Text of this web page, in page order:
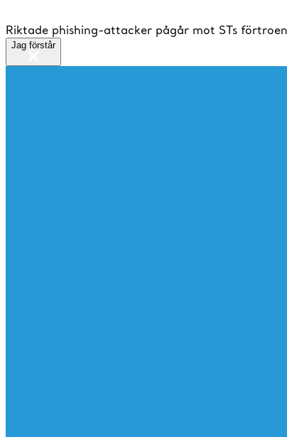
Riktade phishing-attacker pågår mot STs
Jag förstår